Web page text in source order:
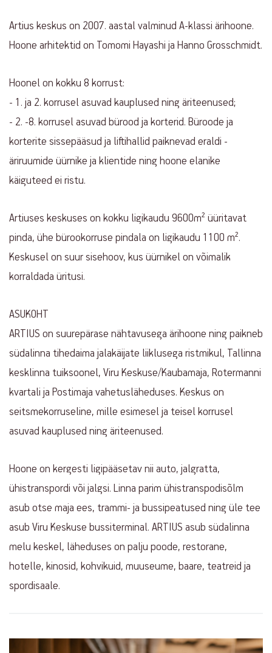
Artius keskus on 2007. aastal valminud A-klassi ärihoone.
Hoone arhitektid on Tomomi Hayashi ja Hanno Grosschmidt.
Hoonel on kokku 8 korrust:
- 1. ja 2. korrusel asuvad kauplused ning äriteenused;
- 2. -8. korrusel asuvad bürood ja korterid. Büroode ja
korterite sissepääsud ja liftihallid paiknevad eraldi -
äriruumide üürnike ja klientide ning hoone elanike
käiguteed ei ristu.
Artiuses keskuses on kokku ligikaudu 9600m² üüritavat
pinda, ühe bürookorruse pindala on ligikaudu 1100 m².
Keskusel on suur sisehoov, kus üürnikel on võimalik
korraldada üritusi.
ASUKOHT
ARTIUS on suurepärase nähtavusega ärihoone ning paikneb
südalinna tihedaima jalakäijate liiklusega ristmikul, Tallinna
kesklinna tuiksoonel, Viru Keskuse/Kaubamaja, Rotermanni
kvartali ja Postimaja vahetusläheduses. Keskus on
seitsmekorruseline, mille esimesel ja teisel korrusel
asuvad kauplused ning äriteenused.
Hoone on kergesti ligipääsetav nii auto, jalgratta,
ühistranspordi või jalgsi. Linna parim ühistranspodisõlm
asub otse maja ees, trammi- ja bussipeatused ning üle tee
asub Viru Keskuse bussiterminal. ARTIUS asub südalinna
melu keskel, läheduses on palju poode, restorane,
hotelle, kinosid, kohvikuid, muuseume, baare, teatreid ja
spordisaale.